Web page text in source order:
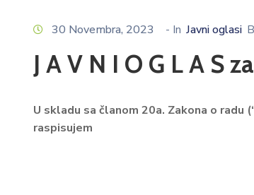
30 Novembra, 2023 - In Javni oglasi
J A V N I O G L A S
U skladu sa članom 20a. Zakona o radu
raspisujem